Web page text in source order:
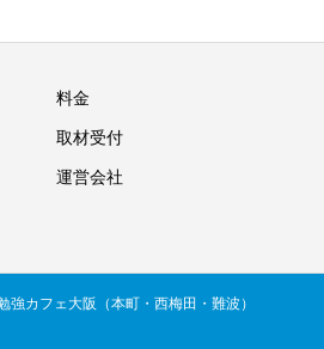
料金
取材受付
運営会社
カフェ大阪（本町・西梅田・難波）